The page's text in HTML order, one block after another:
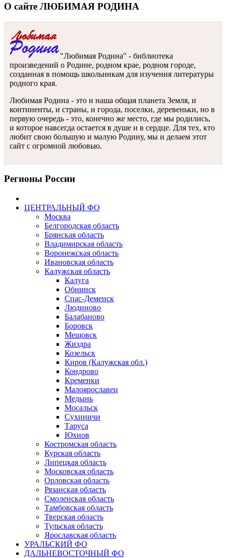
О сайте ЛЮБИМАЯ РОДИНА
"Любимая Родина" - библиотека
произведений о Родине, родном крае, родном городе,
созданная в помощь школьникам для изучения литературы
родного края.
Любимая Родина - это и наша общая планета Земля, и
континенты, и страны, и города, поселки, деревеньки, но в
первую очередь - это, конечно же место, где мы родились,
и которое навсегда остается в душе и в сердце. Для тех, кто
любит свою большую и малую Родину, мы и делаем этот
сайт с огромной любовью.
Регионы России
ЦЕНТРАЛЬНЫЙ ФО
Москва
Белгородская область
Брянская область
Владимирская область
Воронежская область
Ивановская область
Калужская область
Калуга
Обнинск
Спас-Деменск
Людиново
Балабаново
Боровск
Мещовск
Жиздра
Козельск
Киров (Калужская обл.)
Кондрово
Кременки
Малоярославец
Медынь
Мосальск
Сухиничи
Таруса
Юхнов
Костромская область
Курская область
Липецкая область
Московская область
Орловская область
Рязанская область
Смоленская область
Тамбовская область
Тверская область
Тульская область
Ярославская область
УРАЛЬСКИЙ ФО
ДАЛЬНЕВОСТОЧНЫЙ ФО